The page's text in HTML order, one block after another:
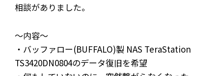
相談がありました。
～内容～
・バッファロー(BUFFALO)製 NAS TeraStation
TS3420DN0804のデータ復旧を希望